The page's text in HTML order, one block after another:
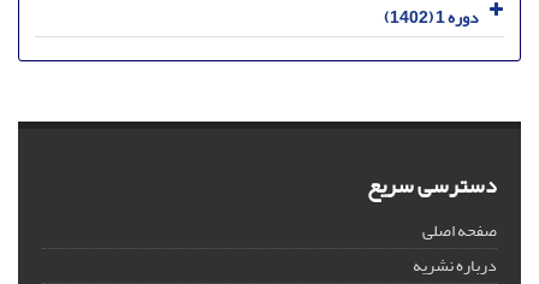
دوره 1 (1402)
دسترسی سریع
صفحه اصلی
درباره نشریه